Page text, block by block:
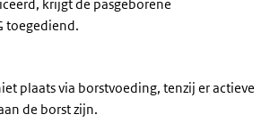
krijgt de pasgeborene
toegediend.
plaats via borstvoeding, tenzij er actieve
de borst zijn.